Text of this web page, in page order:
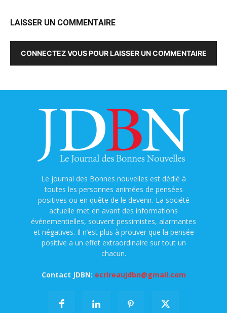
LAISSER UN COMMENTAIRE
CONNECTEZ VOUS POUR LAISSER UN COMMENTAIRE
Le journal des Bonnes nouvelles est dédié à
toutes les personnes animées de pensées
positives ou en quête de le devenir. La société
actuelle met en avant des informations
événementielles, souvent pessimistes, alarmantes
et négatives. Il n’est plus à prouver que la pensée
positive a un effet extraordinaire sur tout un
chacun.
Contact JDBN: ecrireaujdbn@gmail.com